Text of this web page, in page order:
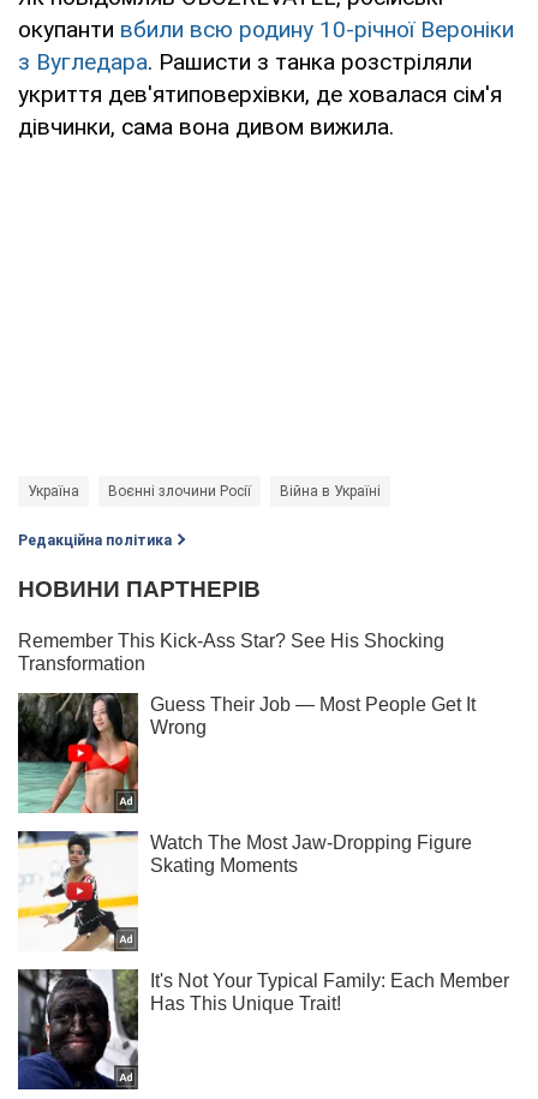
окупанти вбили всю родину 10-річної Вероніки
з Вугледара. Рашисти з танка розстріляли
укриття дев'ятиповерхівки, де ховалася сім'я
дівчинки, сама вона дивом вижила.
Україна Воєнні злочини Росії Війна в Україні
Редакційна політика